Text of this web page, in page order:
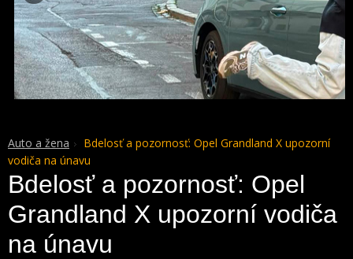
Auto a žena
Bdelosť a pozornosť: Opel Grandland X upozorní
vodiča na únavu
Bdelosť a pozornosť: Opel
Grandland X upozorní vodiča
na únavu